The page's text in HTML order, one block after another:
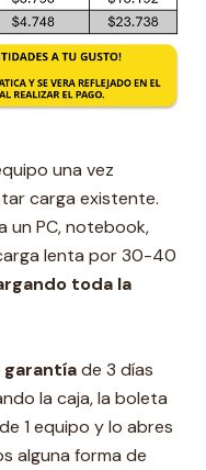
una vez
carga existente.
un PC, notebook,
lenta por 30-40
toda la
garantíade 3 días
la caja, la boleta
1 equipo y lo abres
alguna forma de